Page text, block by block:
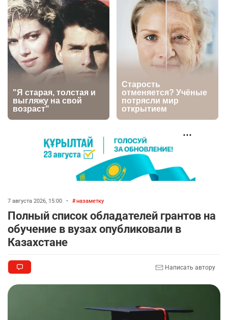
2708 0 1
5
🗣Глава государства направил телеграмму
соболезнования родным и близким Халық
қаһарманы Ивана Гапича
2712 2 42
6
🇫🇷 Клуб ПСЖ объявил об открытии своей
футбольной академии в Астане
🚗 Казахстанцев убедили оформить
автокредиты за вознаграждение
2698 0 11
9
🏇 В Астане наказали мужчину, который ездил
верхом на лошади
10
7 августа 2026, 15:00 • назаметку
Полный список обладателей грантов на
обучение в вузах опубликовали в
Казахстане
Написать автору